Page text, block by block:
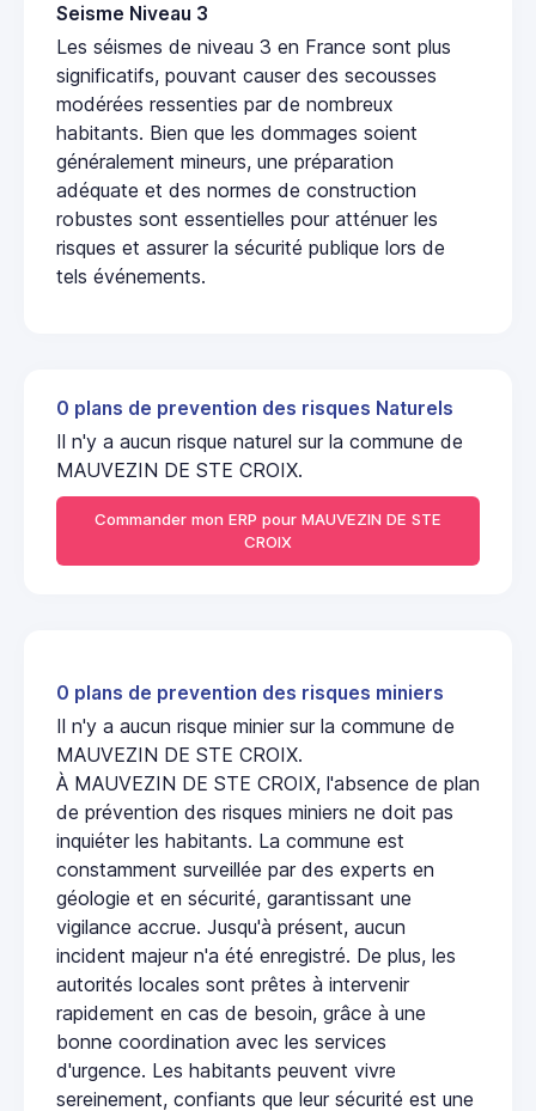
Seisme Niveau 3
Les séismes de niveau 3 en France sont plus
significatifs, pouvant causer des secousses
modérées ressenties par de nombreux
habitants. Bien que les dommages soient
généralement mineurs, une préparation
adéquate et des normes de construction
robustes sont essentielles pour atténuer les
risques et assurer la sécurité publique lors de
tels événements.
0 plans de prevention des risques Naturels
Il n'y a aucun risque naturel sur la commune de
MAUVEZIN DE STE CROIX.
Commander mon ERP pour MAUVEZIN DE STE
CROIX
0 plans de prevention des risques miniers
Il n'y a aucun risque minier sur la commune de
MAUVEZIN DE STE CROIX.
À MAUVEZIN DE STE CROIX, l'absence de plan
de prévention des risques miniers ne doit pas
inquiéter les habitants. La commune est
constamment surveillée par des experts en
géologie et en sécurité, garantissant une
vigilance accrue. Jusqu'à présent, aucun
incident majeur n'a été enregistré. De plus, les
autorités locales sont prêtes à intervenir
rapidement en cas de besoin, grâce à une
bonne coordination avec les services
d'urgence. Les habitants peuvent vivre
sereinement, confiants que leur sécurité est une